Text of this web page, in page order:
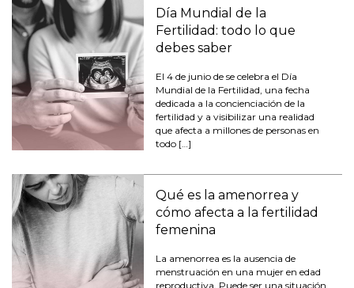
Día Mundial de la
Fertilidad: todo lo que
debes saber
El 4 de junio de se celebra el Día
Mundial de la Fertilidad, una fecha
dedicada a la concienciación de la
fertilidad y a visibilizar una realidad
que afecta a millones de personas en
todo […]
Qué es la amenorrea y
cómo afecta a la fertilidad
femenina
La amenorrea es la ausencia de
menstruación en una mujer en edad
reproductiva. Puede ser una situación